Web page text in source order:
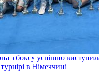
з боксу успішно
в Німеччині